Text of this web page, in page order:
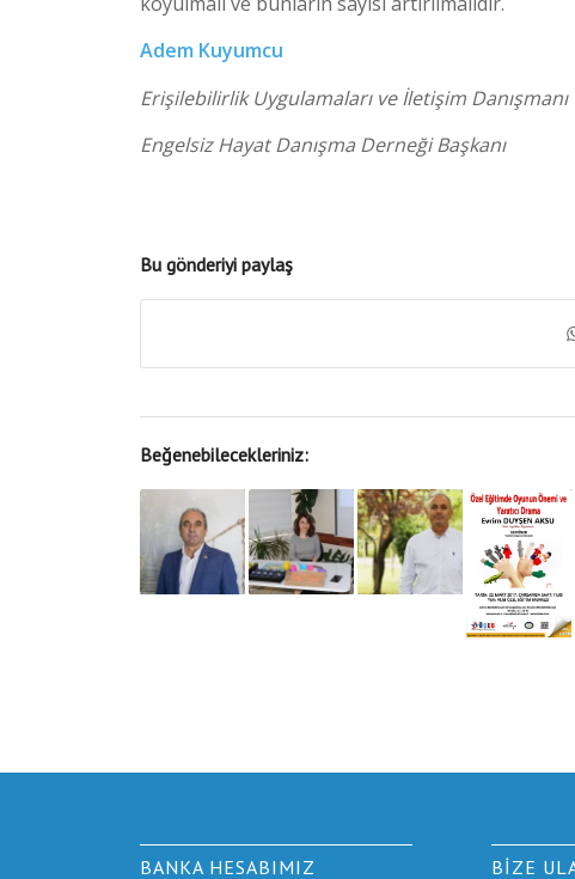
Adem Kuyumcu
Erişilebilirlik Uygulamaları ve İletişim Danışmanı
Engelsiz Hayat Danışma Derneği Başkanı
Bu gönderiyi paylaş
Beğenebilecekleriniz:
BANKA HESABIMIZ BIZE